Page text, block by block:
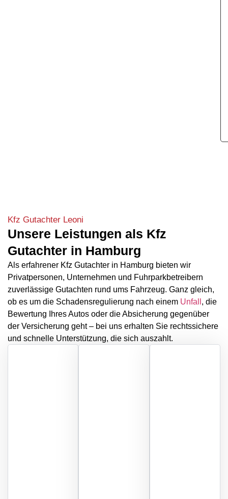
Kfz Gutachter Leoni
Unsere Leistungen als Kfz
Gutachter in Hamburg
Als erfahrener Kfz Gutachter in Hamburg bieten wir
Privatpersonen, Unternehmen und Fuhrparkbetreibern
zuverlässige Gutachten rund ums Fahrzeug. Ganz gleich,
ob es um die Schadensregulierung nach einem Unfall , die
Bewertung Ihres Autos oder die Absicherung gegenüber
der Versicherung geht – bei uns erhalten Sie rechtssichere
und schnelle Unterstützung, die sich auszahlt.